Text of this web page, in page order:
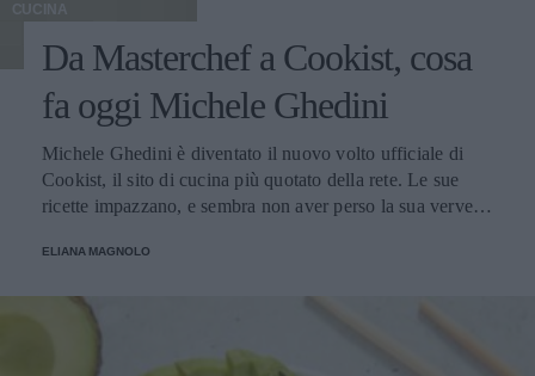
CUCINA
Da Masterchef a Cookist, cosa
fa oggi Michele Ghedini
Michele Ghedini è diventato il nuovo volto ufficiale di
Cookist, il sito di cucina più quotato della rete. Le sue
ricette impazzano, e sembra non aver perso la sua verve
veramente stupendo.
ELIANA MAGNOLO